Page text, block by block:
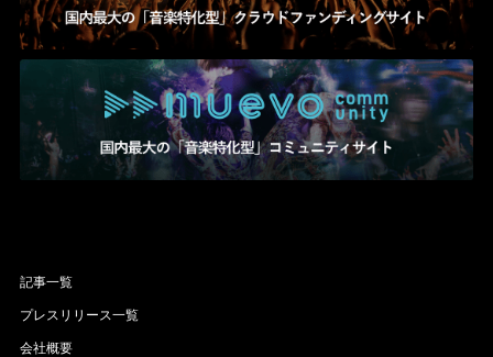
記事一覧
プレスリリース一覧
会社概要